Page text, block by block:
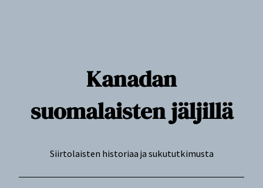
Kanadan
suomalaisten jäljillä
Siirtolaisten historiaa ja sukututkimusta